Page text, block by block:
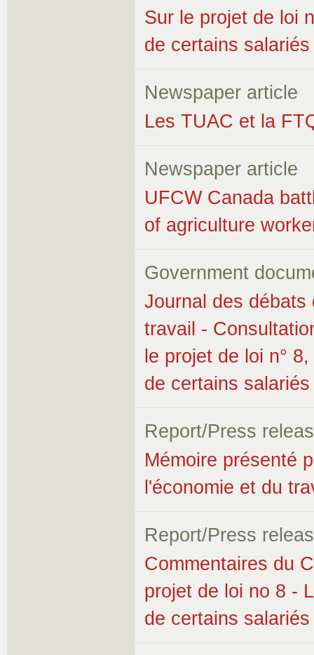
Sur le projet de loi
de certains
Newspaper article
Les TUAC et la
Newspaper article
UFCW Canada
of agriculture
Government
Journal des débats
travail -
le projet de loi n°
de certains
Report/Press
Mémoire présenté
l'économie et du
Report/Press
Commentaires du
projet de loi no 8 -
de certains